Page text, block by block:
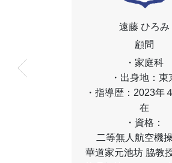
顧問
・家庭科
・出身地：東
・指導歴：2023年
在
・資格：
二等無人航空機
華道家元池坊 脇教
整理収納アドバイザ